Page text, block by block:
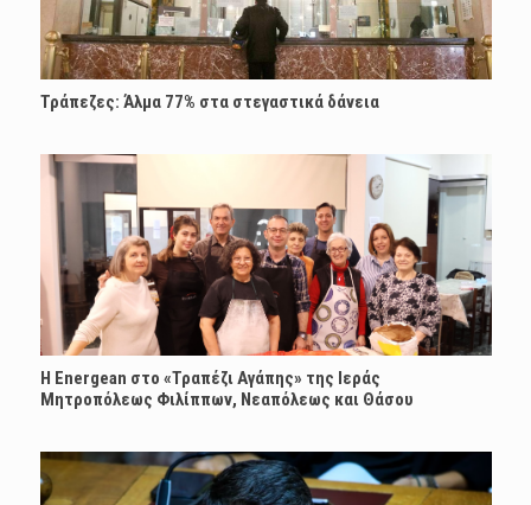
Τράπεζες: Άλμα 77% στα στεγαστικά δάνεια
H Energean στο «Τραπέζι Αγάπης» της Ιεράς
Μητροπόλεως Φιλίππων, Νεαπόλεως και Θάσου